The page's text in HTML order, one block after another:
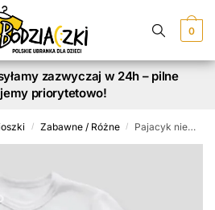
0
zazwyczaj w 24h – pilne
priorytetowo!
/ Zabawne / Różne / Pajacyk niemowlęcy Chmurka z Imieniem